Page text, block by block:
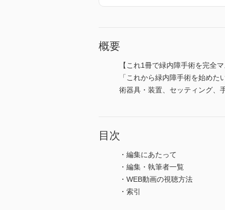
概要
【これ1冊で緑内障手術を完全マ
「これから緑内障手術を始め
術器具・装置、セッティング、
目次
・編集にあたって
・編集・執筆者一覧
・WEB動画の視聴方法
・索引